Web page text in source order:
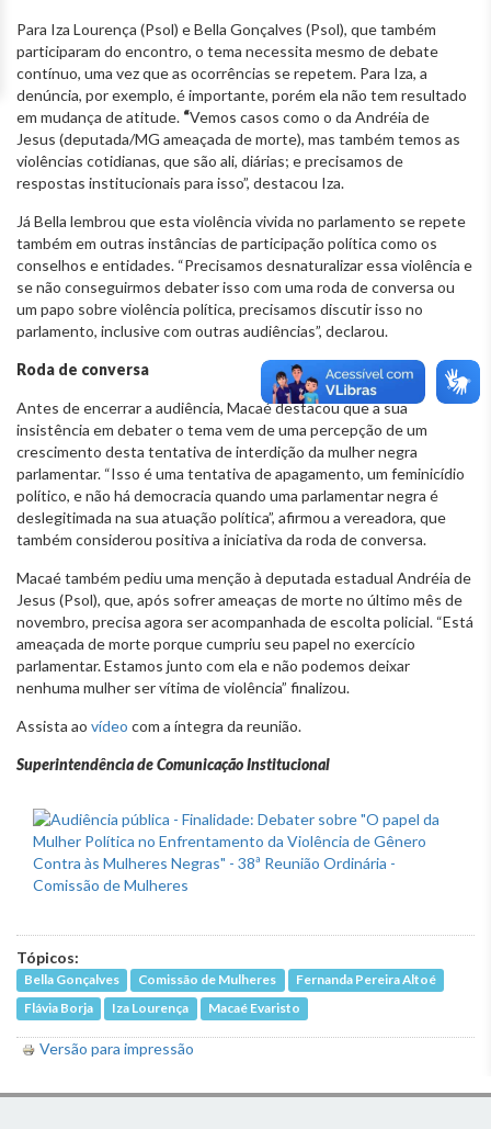
Para Iza Lourença (Psol) e Bella Gonçalves (Psol), que também
participaram do encontro, o tema necessita mesmo de debate
contínuo, uma vez que as ocorrências se repetem. Para Iza, a
denúncia, por exemplo, é importante, porém ela não tem resultado
em mudança de atitude. “Vemos casos como o da Andréia de
Jesus (deputada/MG ameaçada de morte), mas também temos as
violências cotidianas, que são ali, diárias; e precisamos de
respostas institucionais para isso”, destacou Iza.
Já Bella lembrou que esta violência vivida no parlamento se repete
também em outras instâncias de participação política como os
conselhos e entidades. “Precisamos desnaturalizar essa violência e
se não conseguirmos debater isso com uma roda de conversa ou
um papo sobre violência política, precisamos discutir isso no
parlamento, inclusive com outras audiências”, declarou.
Roda de conversa
Antes de encerrar a audiência, Macaé destacou que a sua
insistência em debater o tema vem de uma percepção de um
crescimento desta tentativa de interdição da mulher negra
parlamentar. “Isso é uma tentativa de apagamento, um feminicídio
político, e não há democracia quando uma parlamentar negra é
deslegitimada na sua atuação política”, afirmou a vereadora, que
também considerou positiva a iniciativa da roda de conversa.
Macaé também pediu uma menção à deputada estadual Andréia de
Jesus (Psol), que, após sofrer ameaças de morte no último mês de
novembro, precisa agora ser acompanhada de escolta policial. “Está
ameaçada de morte porque cumpriu seu papel no exercício
parlamentar. Estamos junto com ela e não podemos deixar
nenhuma mulher ser vítima de violência” finalizou.
Assista ao vídeo com a íntegra da reunião.
Superintendência de Comunicação Institucional
Tópicos:
Bella Gonçalves Comissão de Mulheres
Fernanda Pereira Altoé
Flávia Borja
Iza Lourença Macaé Evaristo
Versão para impressão